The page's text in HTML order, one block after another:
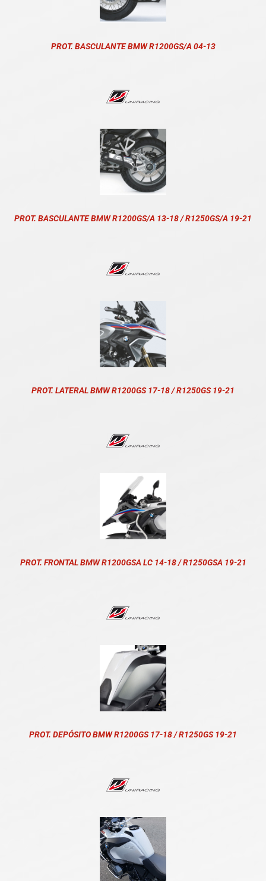
PROT. BASCULANTE BMW R1200GS/A 04-13
PROT. BASCULANTE BMW R1200GS/A 13-18 / R1250GS/A 19-21
PROT. LATERAL BMW R1200GS 17-18 / R1250GS 19-21
PROT. FRONTAL BMW R1200GSA LC 14-18 / R1250GSA 19-21
PROT. DEPÓSITO BMW R1200GS 17-18 / R1250GS 19-21